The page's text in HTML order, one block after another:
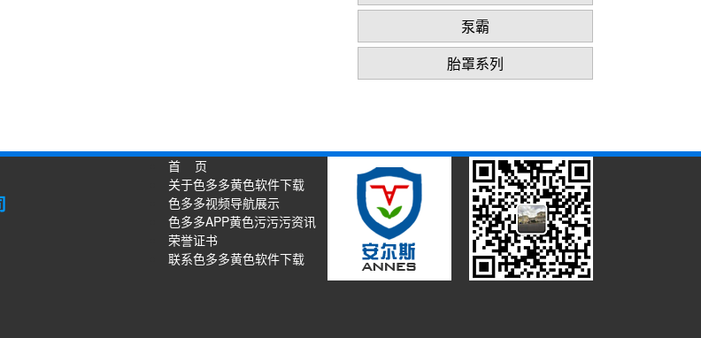
泵霸
胎罩系列
首 页
关于色多多黄色软件下载
色多多视频导航展示
色多多APP黄色污污污资讯
荣誉证书
联系色多多黄色软件下载